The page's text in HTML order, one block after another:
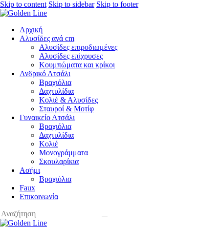
Skip to content Skip to sidebar Skip to footer
Αρχική
Αλυσίδες ανά cm
Αλυσίδες επιροδιωμένες
Αλυσίδες επίχρυσες
Κουμπώματα και κρίκοι
Ανδρικό Ατσάλι
Βραχιόλια
Δαχτυλίδια
Κολιέ & Αλυσίδες
Σταυροί & Μοτίφ
Γυναικείο Ατσάλι
Βραχιόλια
Δαχτυλίδια
Κολιέ
Μονογράμματα
Σκουλαρίκια
Ασήμι
Βραχιόλια
Faux
Επικοινωνία